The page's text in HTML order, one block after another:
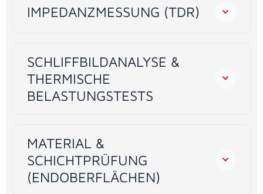
IMPEDANZMESSUNG (TDR)
SCHLIFFBILDANALYSE &
THERMISCHE
BELASTUNGSTESTS
MATERIAL &
SCHICHTPRÜFUNG
(ENDOBERFLÄCHEN)